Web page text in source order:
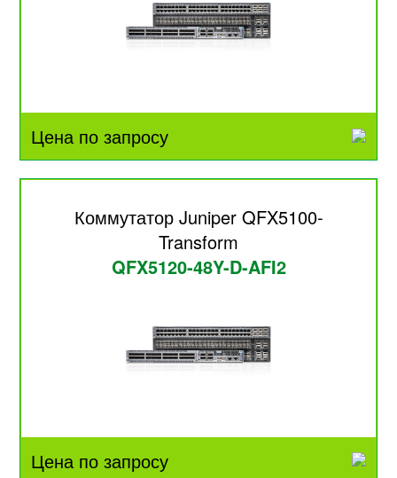
Цена по запросу
Коммутатор Juniper QFX5100-
Transform
QFX5120-48Y-D-AFI2
Цена по запросу